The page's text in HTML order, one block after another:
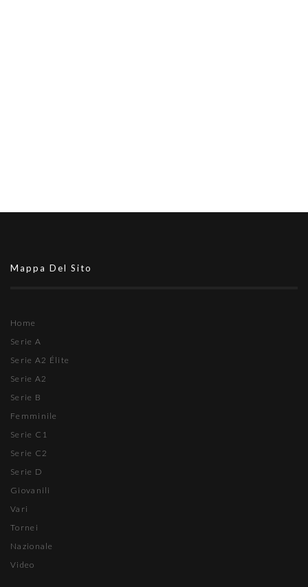
Mappa Del Sito
Home
Serie A
Serie A2 Élite
Serie A2
Serie B
Femminile
Serie C1
Serie C2
Serie D
Giovanili
Vari
Tornei
Nazionale
Video